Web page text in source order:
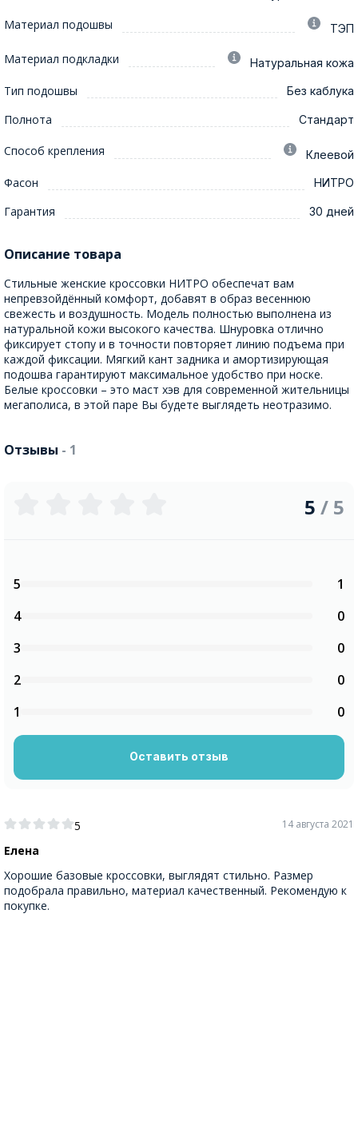
Материал подошвы ТЭП
Материал подкладки Натуральная кожа
Тип подошвы Без каблука
Полнота Стандарт
Способ крепления Клеевой
Фасон НИТРО
Гарантия 30 дней
Описание товара
Стильные женские кроссовки НИТРО обеспечат вам
непревзойдённый комфорт, добавят в образ весеннюю
свежесть и воздушность. Модель полностью выполнена из
натуральной кожи высокого качества. Шнуровка отлично
фиксирует стопу и в точности повторяет линию подъема при
каждой фиксации. Мягкий кант задника и амортизирующая
подошва гарантируют максимальное удобство при носке.
Белые кроссовки – это маст хэв для современной жительницы
мегаполиса, в этой паре Вы будете выглядеть неотразимо.
Отзывы - 1
5
Елена
14 августа 2021
Хорошие базовые кроссовки, выглядят стильно. Размер
подобрала правильно, материал качественный. Рекомендую к
покупке.
5 / 5
5
1
4
0
3
0
2
0
1
0
Оставить отзыв